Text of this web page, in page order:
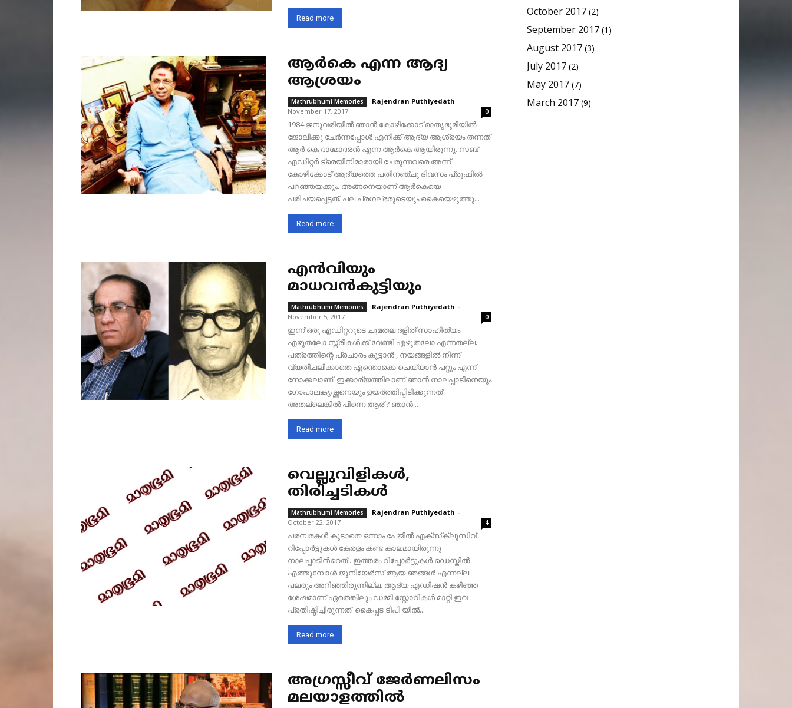
Read more
ആർകെ എന്ന ആദ്യ
ആശ്രയം
Mathrubhumi Memories Rajendran Puthiyedath -
November 17, 2017
0
1984 ജനുവരിയിൽ ഞാൻ കോഴിക്കോട് മാതൃഭൂമിയിൽ
ജോലിക്കു ചേർന്നപ്പോൾ എനിക്ക് ആദ്യ ആശ്രയം തന്നത്
ആർ കെ ദാമോദരൻ എന്ന ആർകെ ആയിരുന്നു. സബ്
എഡിറ്റർ ട്രെയിനിമാരായി ചേരുന്നവരെ അന്ന്
കോഴിക്കോട് ആദ്യത്തെ പതിനഞ്ചു ദിവസം പ്രൂഫിൽ
പറഞ്ഞയക്കും. അങ്ങനെയാണ് ആർകെയെ
പരിചയപ്പെട്ടത്. പല പ്രഗല്ഭരുടെയും കൈയെഴുത്തു...
Read more
എൻവിയും
മാധവൻകുട്ടിയും
Mathrubhumi Memories Rajendran Puthiyedath -
November 5, 2017
0
ഇന്ന് ഒരു എഡിറ്ററുടെ ചുമതല ദളിത് സാഹിത്യം
എഴുതലോ സ്ത്രീകൾക്ക് വേണ്ടി എഴുതലോ എന്നതല്ല.
പത്രത്തിന്റെ പ്രചാരം കൂട്ടാൻ , നയങ്ങളിൽ നിന്ന്
വ്യതിചലിക്കാതെ എന്തൊക്കെ ചെയ്യാൻ പറ്റും എന്ന്
നോക്കലാണ്. ഇക്കാര്യത്തിലാണ് ഞാൻ നാലപ്പാടിനെയും
ഗോപാലകൃഷ്ണനെയും ഉയർത്തിപ്പിടിക്കുന്നത് .
അതല്ലെങ്കിൽ പിന്നെ ആര് ? ഞാൻ...
Read more
വെല്ലുവിളികൾ,
തിരിച്ചടികൾ
Mathrubhumi Memories Rajendran Puthiyedath -
October 22, 2017
4
പരമ്പരകൾ കൂടാതെ ഒന്നാം പേജിൽ എക്സ്‌ക്ലൂസിവ്
റിപ്പോർട്ടുകൾ കേരളം കണ്ട കാലമായിരുന്നു
നാലപ്പാടിന്‍റെത് . ഇത്തരം റിപ്പോർട്ടുകൾ ഡെസ്കിൽ
എത്തുമ്പോൾ ജൂനിയേർസ് ആയ ഞങ്ങൾ എന്നല്ല
പലരും അറിഞ്ഞിരുന്നില്ല. ആദ്യ എഡിഷൻ കഴിഞ്ഞ
ശേഷമാണ് ഏതെങ്കിലും ഡമ്മി സ്റ്റോറികൾ മാറ്റി ഇവ
പ്രതിഷ്ഠിച്ചിരുന്നത്. കൈപ്പട ടിപി യിൽ...
Read more
അഗ്രസ്സീവ് ജേർണലിസം
മലയാളത്തിൽ
October 2017 (2)
September 2017 (1)
August 2017 (3)
July 2017 (2)
May 2017 (7)
March 2017 (9)